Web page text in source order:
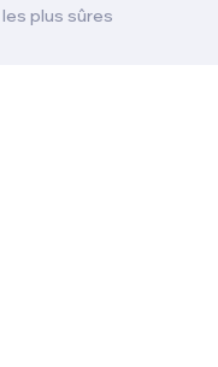
plus sûres